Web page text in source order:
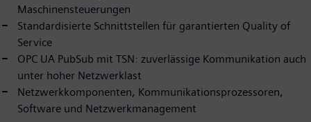
Maschinensteuerungen
Standardisierte Schnittstellen für garantierten Quality of
Service
OPC UA PubSub mit TSN: zuverlässige Kommunikation auch
unter hoher Netzwerklast
Netzwerkkomponenten, Kommunikationsprozessoren,
Software und Netzwerkmanagement